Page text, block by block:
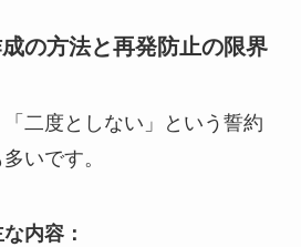
の方法と再発防止の限界
二度としない」という誓約
いです。
内容：